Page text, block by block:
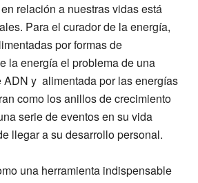
relación a nuestras vidas está
Para el curador de la energía,
por formas de
la energía el problema de una
ADN y alimentada por las energías
como los anillos de crecimiento
serie de eventos en su vida
llegar a su desarrollo personal.
una herramienta indispensable